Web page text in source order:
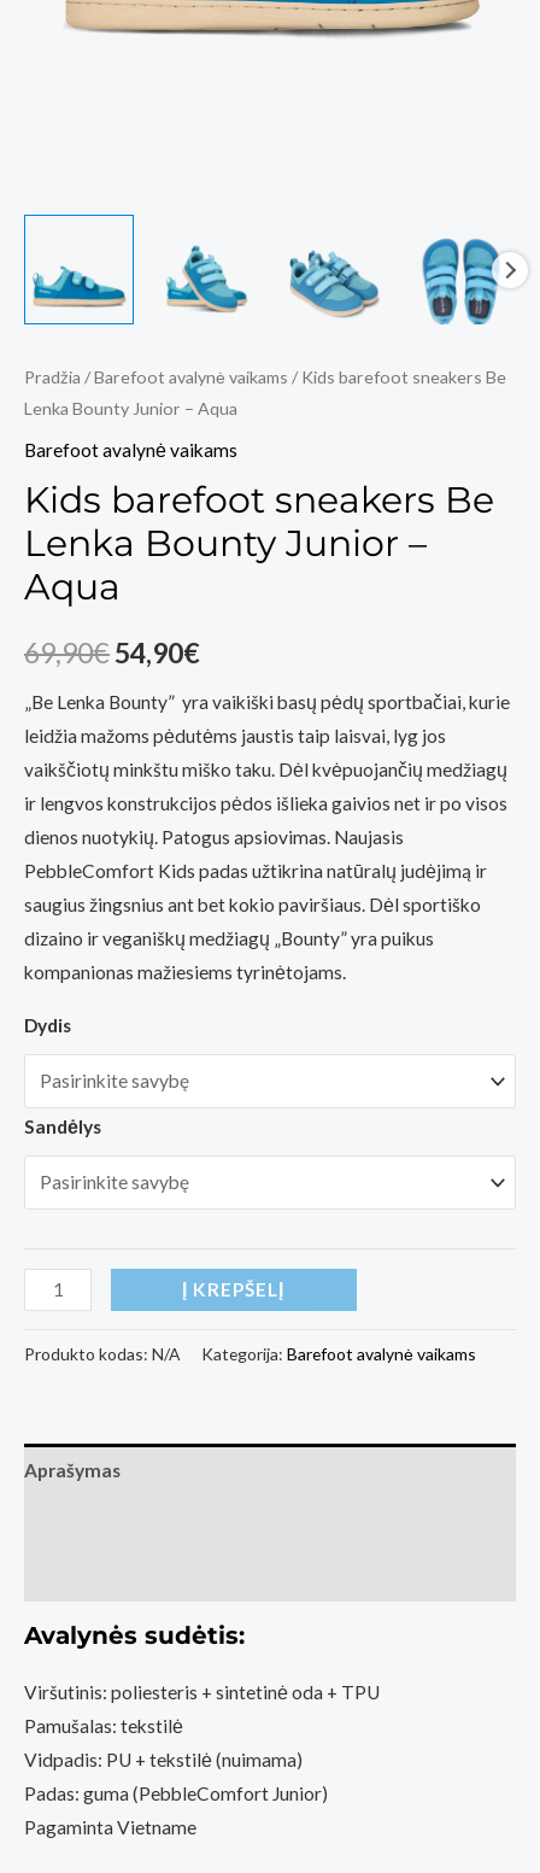
Pradžia /Barefoot avalynė vaikams / Kids barefoot sneakers Be
Lenka Bounty Junior – Aqua
Barefoot avalynė vaikams
Kids barefoot sneakers Be
Lenka Bounty Junior –
Aqua
69,90€Original
price
was:
69,90€.
54,90€Current
price
is:
54,90€.
„Be Lenka Bounty” yra vaikiški basų pėdų sportbačiai, kurie
leidžia mažoms pėdutėms jaustis taip laisvai, lyg jos
vaikščiotų minkštu miško taku. Dėl kvėpuojančių medžiagų
ir lengvos konstrukcijos pėdos išlieka gaivios net ir po visos
dienos nuotykių. Patogus apsiovimas. Naujasis
PebbleComfort Kids padas užtikrina natūralų judėjimą ir
saugius žingsnius ant bet kokio paviršiaus. Dėl sportiško
dizaino ir veganiškų medžiagų „Bounty” yra puikus
kompanionas mažiesiems tyrinėtojams.
Dydis
Sandėlys
produkto
Kids
Be
Lenka
Į KREPŠELĮ
Produkto kodas: N/A Kategorija: Barefoot avalynė vaikams
Aprašymas
Avalynės sudėtis:
Viršutinis: poliesteris + sintetinė oda + TPU
Pamušalas: tekstilė
Vidpadis: PU + tekstilė (nuimama)
Padas: guma (PebbleComfort Junior)
Pagaminta Vietname